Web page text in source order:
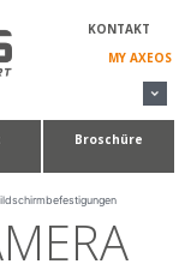
KONTAKT
MY AXEOS
Broschüre